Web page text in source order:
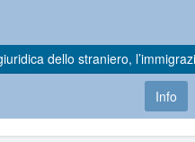
dello straniero,
Info